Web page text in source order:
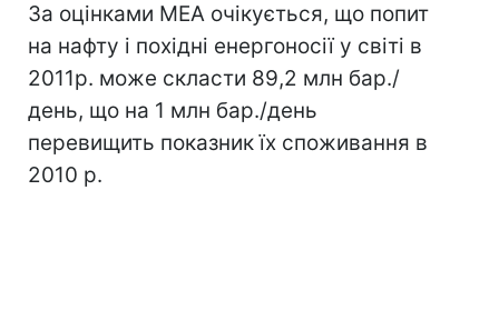
За оцінками МЕА очікується, що попит
на нафту і похідні енергоносії у світі в
2011р. може скласти 89,2 млн бар./
день, що на 1 млн бар./день
перевищить показник їх споживання в
2010 р.